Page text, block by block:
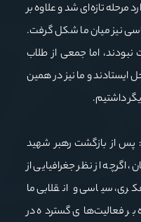
تازه‌ای شد و علاوه بر
نیز میان ما شکل گرفت.
اما جمعی از طلاب
ایستادند و ما نیز در همین
داشتیم.
پس از بازگشت رهبر شهید
از نظر جغرافیایی از
سیاسی و انقلابی ما
بر فعالیت‌های گسترده در